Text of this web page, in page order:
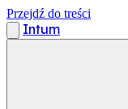
Przejdź do treści
Intum